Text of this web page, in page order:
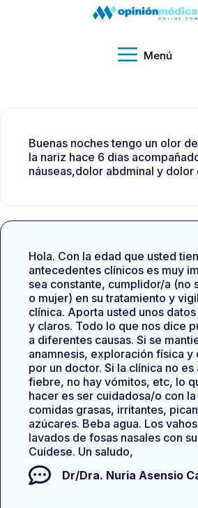
Menú
Buenas noches tengo un olor
la nariz hace 6 dias
náuseas,dolor abdminal y dolor
Hola. Con la edad que usted
antecedentes clínicos es muy
sea constante, cumplidor/a (no
o mujer) en su tratamiento y
clínica. Aporta usted unos
y claros. Todo lo que nos dice
a diferentes causas. Si se
anamnesis, exploración física y
por un doctor. Si la clínica no es
fiebre, no hay vómitos, etc, lo
hacer es ser cuidadosa/o con
comidas grasas, irritantes,
azúcares. Beba agua. Los
lavados de fosas nasales con
Cuídese. Un saludo,
Dr/Dra. Nuria Asensio